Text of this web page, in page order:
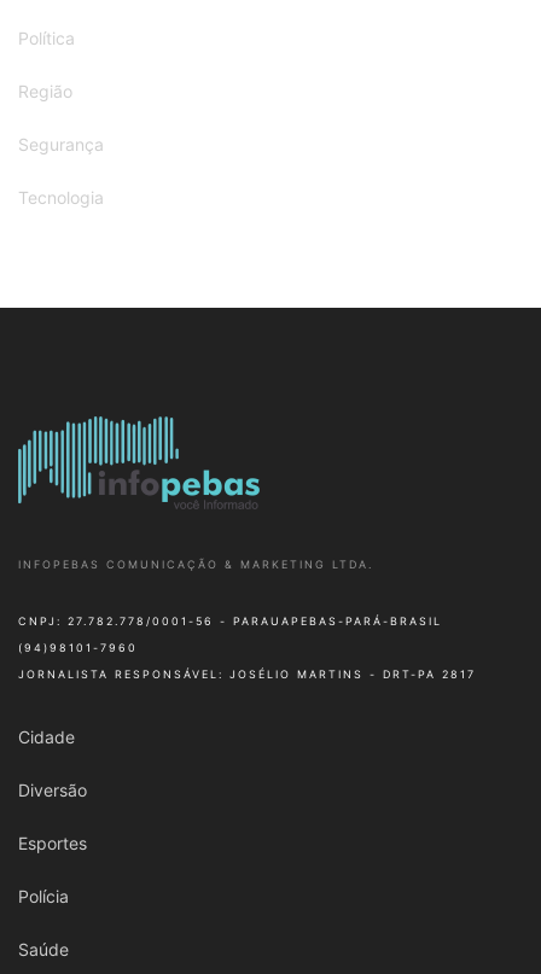
Política
Região
Segurança
Tecnologia
INFOPEBAS COMUNICAÇÃO & MARKETING LTDA.
CNPJ: 27.782.778/0001-56 - PARAUAPEBAS-PARÁ-BRASIL
(94)98101-7960
JORNALISTA RESPONSÁVEL: JOSÉLIO MARTINS - DRT-PA 2817
Cidade
Diversão
Esportes
Polícia
Saúde